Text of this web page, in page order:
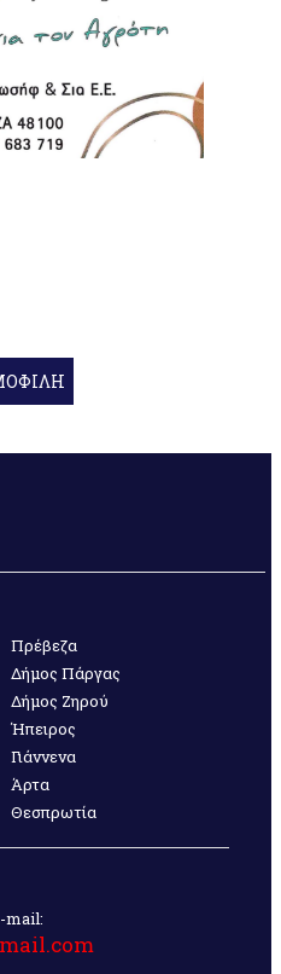
Πρέβεζα
Δήμος Πάργας
Δήμος Ζηρού
Ήπειρος
Γιάννενα
Άρτα
Θεσπρωτία
mail: